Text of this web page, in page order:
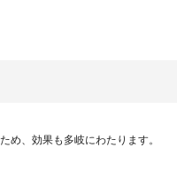
め、効果も多岐にわたります。